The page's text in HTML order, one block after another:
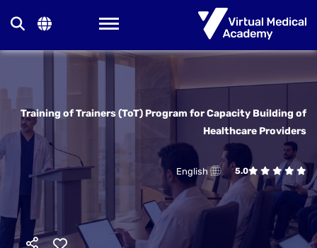
Toggle navigation
Training of Trainers (ToT) Program for Capacity Building of
Healthcare Providers
5.0